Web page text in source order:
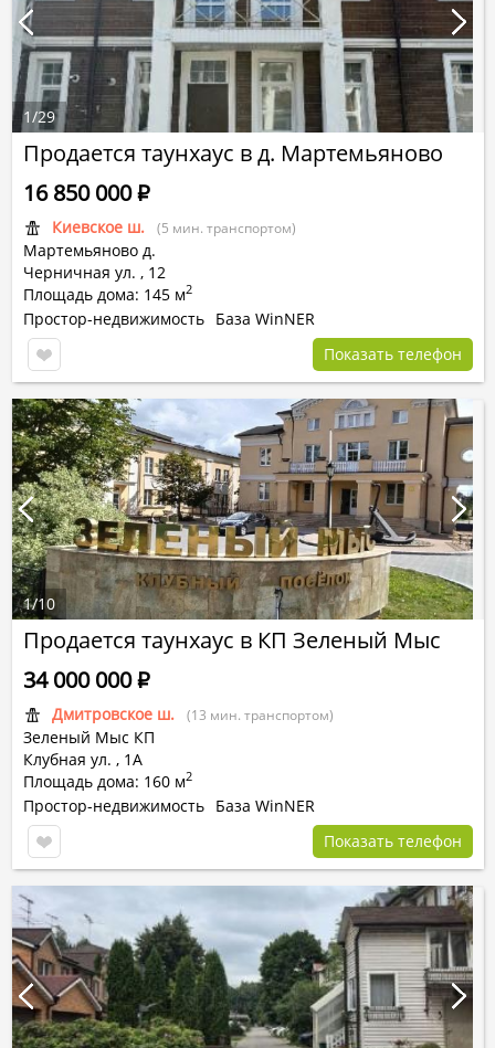
Продается таунхаус в д. Мартемьяново
Киевское ш. (5 мин. транспортом)
Мартемьяново д.
Черничная ул. , 12
Площадь дома: 145 м2
16 850 000Р
Простор-недвижимость База WinNER
Показать телефон
1/29
Продается таунхаус в КП Зеленый Мыс
Дмитровское ш. (13 мин. транспортом)
Зеленый Мыс КП
Клубная ул. , 1А
Площадь дома: 160 м2
34 000 000Р
Простор-недвижимость База WinNER
Показать телефон
1/10